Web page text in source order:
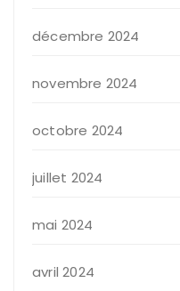
décembre 2024
novembre 2024
octobre 2024
juillet 2024
mai 2024
avril 2024